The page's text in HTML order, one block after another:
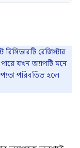
রিসিভারটি রেজিস্টার
যখন অ্যাপটি মনে
পরিবর্তিত হলে